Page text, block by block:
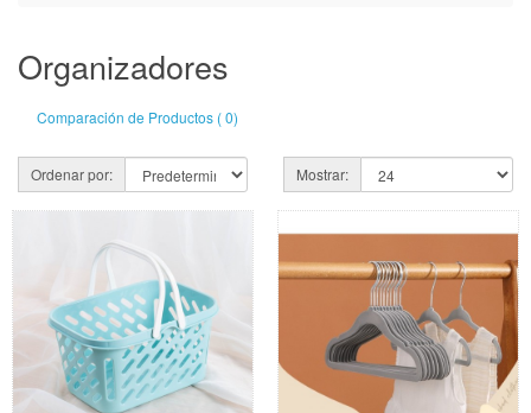
Organizadores
Comparación de Productos ( 0)
Ordenar por: Mostrar: